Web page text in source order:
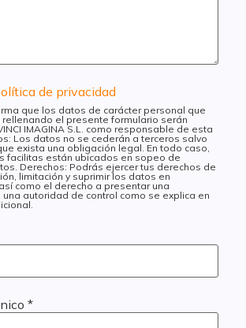
de privacidad
que los datos de carácter personal que
el presente formulario serán
IMAGINA S.L. como responsable de esta
Los datos no se cederán a terceros salvo
exista una obligación legal. En todo caso,
facilitas están ubicados en sopeo de
Derechos: Podrás ejercer tus derechos de
limitación y suprimir los datos en
como el derecho a presentar una
una autoridad de control como se explica en
*